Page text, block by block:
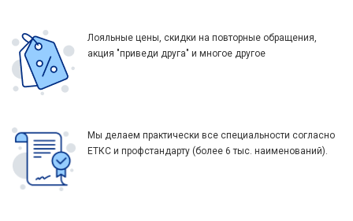
Лояльные цены, скидки на повторные обращения,
акция "приведи друга" и многое другое
Мы делаем практически все специальности согласно
ЕТКС и профстандарту (более 6 тыс. наименований).